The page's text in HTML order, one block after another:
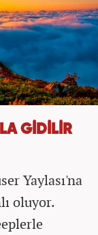
GİDİLİR
Yaylası'na
oluyor.